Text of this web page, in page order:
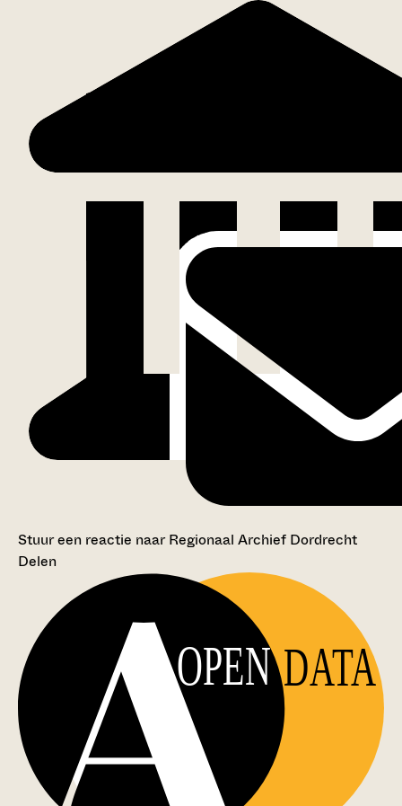
Stuur een reactie naar Regionaal Archief Dordrecht
Delen
OPEN DATA